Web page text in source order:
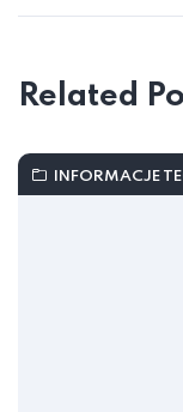
Related
INFORMACJE